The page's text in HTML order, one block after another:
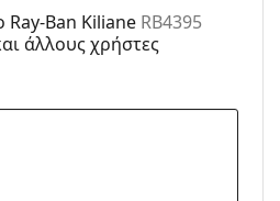
γκάμαγυαλιών ηλίουγια να
από δημοφιλείς μάρκες.
Ray-Ban Kiliane RB4395
άλλους χρήστες